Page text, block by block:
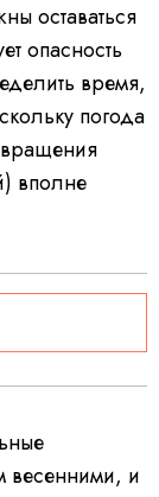
оставаться
опасность
время,
погода
вполне
весенними, и